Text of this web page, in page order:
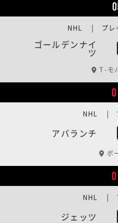
ゴールデンナイ
ツ
NHL | プレー
T-モ
アバランチ
NHL | プ
ボ
ジェッツ
NHL | プ